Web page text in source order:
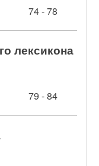
74 - 78
лексикона
79 - 84